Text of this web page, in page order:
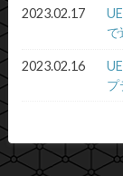
2023.02.17
で
2023.02.16
プ